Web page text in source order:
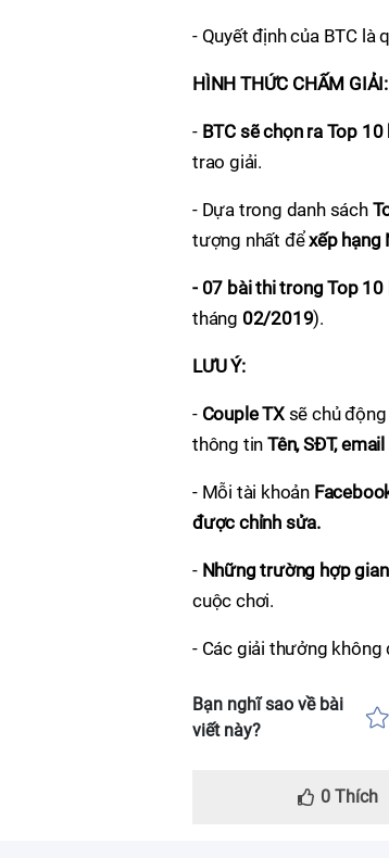
- Quyết định của BTC
HÌNH THỨC CHẤM GIẢI:
- BTC sẽ chọn ra Top
trao giải.
- Dựa trong danh sách
tượng nhất đểxếp hạng
- 07 bài thi trong Top 10
tháng 02/2019).
LƯU Ý:
- Couple TX sẽ chủ
thông tin Tên, SĐT, email
- Mỗi tài khoản
được chỉnh sửa.
- Những trường hợp
cuộc chơi.
- Các giải thưởng
Bạn nghĩ sao về bài
viết này?
0 Thích